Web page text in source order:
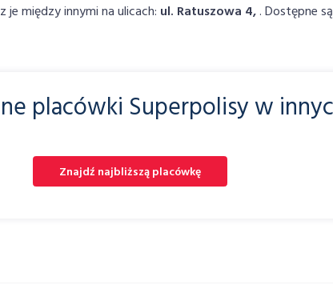
je między innymi na ulicach: ul. Ratuszowa 4,. Dostępne
placówki Superpolisy w
Znajdź najbliższą placówkę